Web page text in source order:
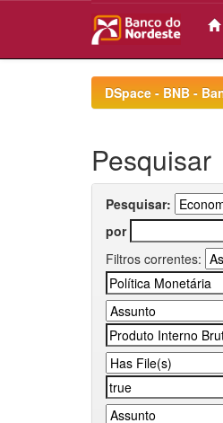
DSpace - BNB -
Pesquisar
Pesquisar:
por
Filtros correntes: